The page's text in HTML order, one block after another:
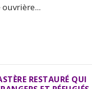
RESTAURÉ QUI